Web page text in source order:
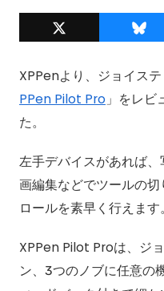
XPPenより、ジョイス
PPen Pilot Pro 」をレビ
た。
左手デバイスがあれば
画編集などでツールの
ロールを素早く行えます。
XPPen Pilot Proは、ジ
ン、3つのノブに任意の